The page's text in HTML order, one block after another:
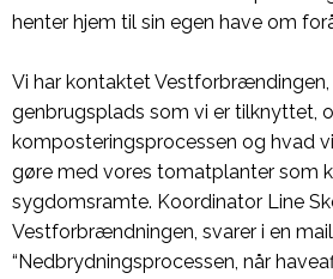
henter hjem til sin egen have om
Vi har kontaktet
genbrugsplads som vi er tilknyttet,
komposteringsprocessen og hvad
gøre med vores tomatplanter som
sygdomsramte. Koordinator Line
Vestforbrændningen, svarer i en
“Nedbrydningsprocessen, når